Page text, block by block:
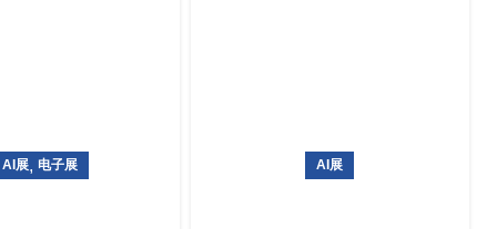
AI展, 电子展 AI展